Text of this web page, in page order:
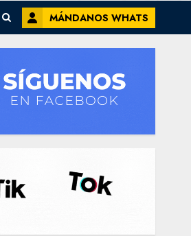
MÁNDANOS WHATS